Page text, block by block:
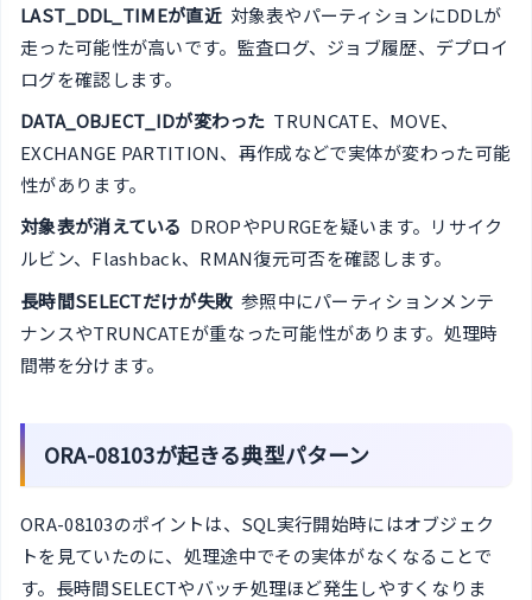
LAST_DDL_TIMEが直近 対象表やパーティションにDDLが
走った可能性が高いです。監査ログ、ジョブ履歴、デプロイ
ログを確認します。
DATA_OBJECT_IDが変わった TRUNCATE、MOVE、
EXCHANGE PARTITION、再作成などで実体が変わった可能
性があります。
対象表が消えている DROPやPURGEを疑います。リサイク
ルビン、Flashback、RMAN復元可否を確認します。
長時間SELECTだけが失敗 参照中にパーティションメンテ
ナンスやTRUNCATEが重なった可能性があります。処理時
間帯を分けます。
ORA-08103が起きる典型パターン
ORA-08103のポイントは、SQL実行開始時にはオブジェク
トを見ていたのに、処理途中でその実体がなくなることで
す。長時間SELECTやバッチ処理ほど発生しやすくなりま